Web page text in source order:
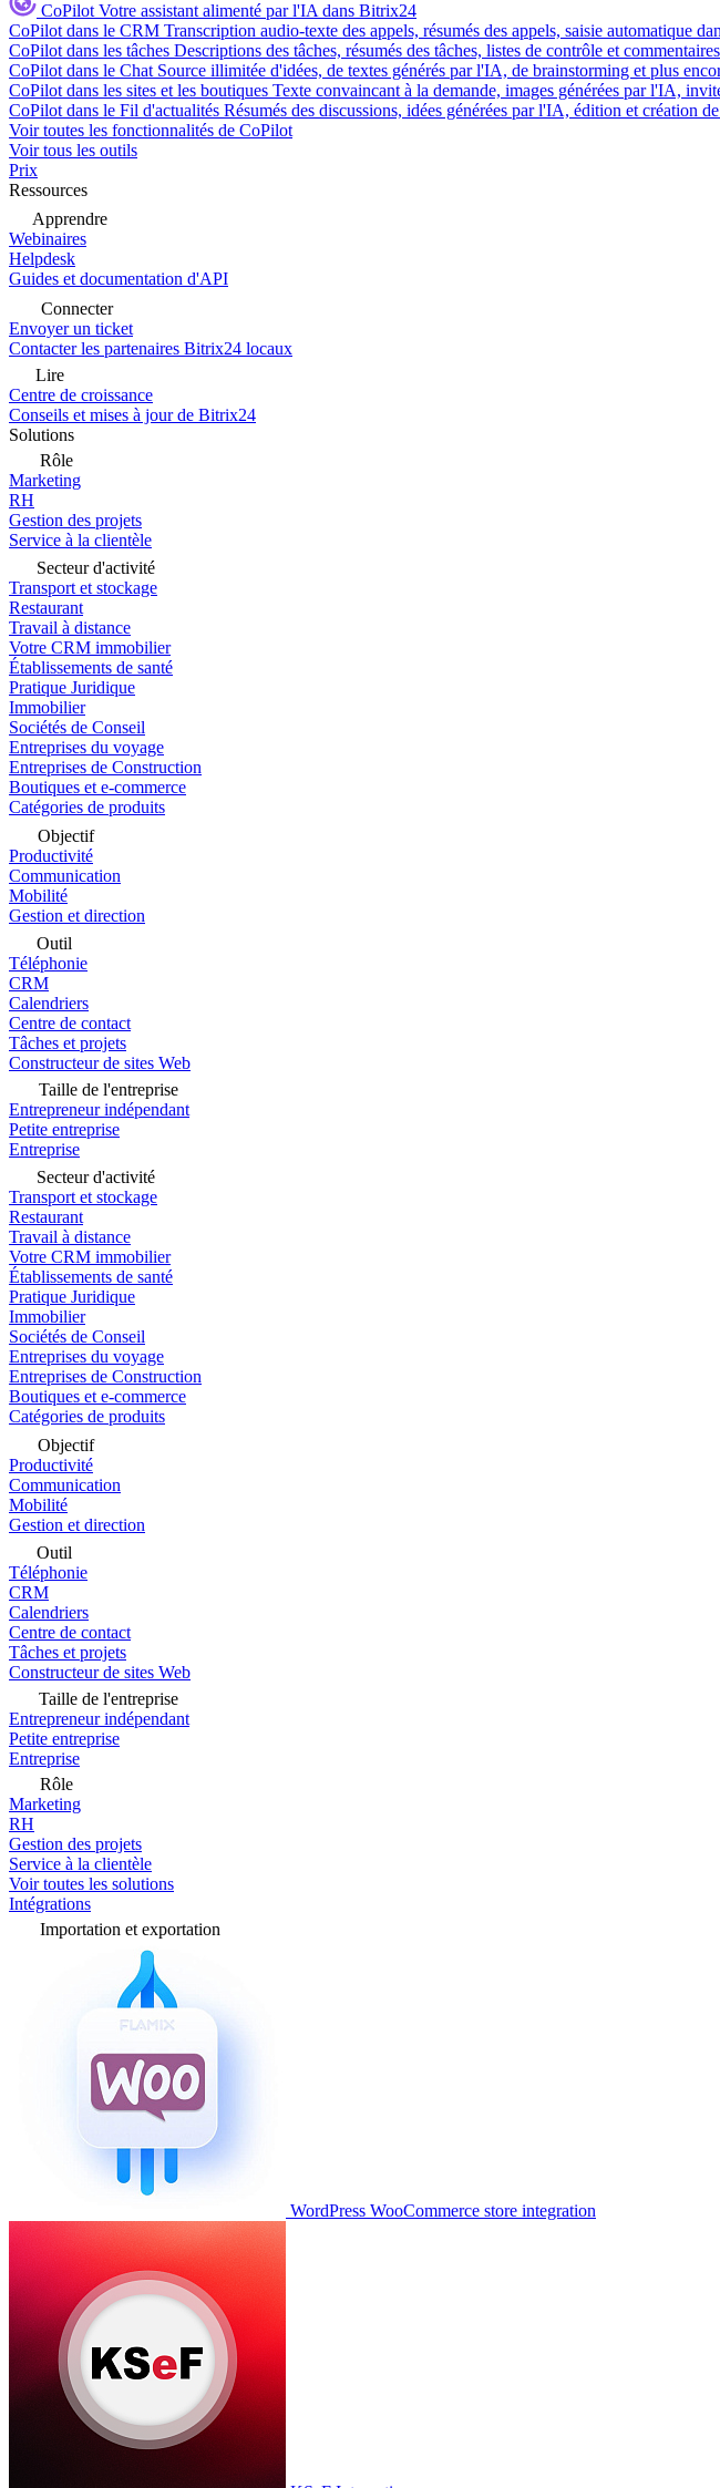
CoPilot Votre assistant alimenté par l'IA dans Bitrix24
CoPilot dans le CRM Transcription audio-texte des appels, résumés des appels, saisie automatique
CoPilot dans les tâches Descriptions des tâches, résumés des tâches, listes de contrôle et
CoPilot dans le Chat Source illimitée d'idées, de textes générés par l'IA, de brainstorming et plus
CoPilot dans les sites et les boutiques Texte convaincant à la demande, images générées par l'IA,
CoPilot dans le Fil d'actualités Résumés des discussions, idées générées par l'IA, édition et création
Voir toutes les fonctionnalités de CoPilot
Voir tous les outils
Prix
Ressources
Apprendre
Webinaires
Helpdesk
Guides et documentation d'API
Connecter
Envoyer un ticket
Contacter les partenaires Bitrix24 locaux
Lire
Centre de croissance
Conseils et mises à jour de Bitrix24
Solutions
Rôle
Marketing
RH
Gestion des projets
Service à la clientèle
Secteur d'activité
Transport et stockage
Restaurant
Travail à distance
Votre CRM immobilier
Établissements de santé
Pratique Juridique
Immobilier
Sociétés de Conseil
Entreprises du voyage
Entreprises de Construction
Boutiques et e-commerce
Catégories de produits
Objectif
Productivité
Communication
Mobilité
Gestion et direction
Outil
Téléphonie
CRM
Calendriers
Centre de contact
Tâches et projets
Constructeur de sites Web
Taille de l'entreprise
Entrepreneur indépendant
Petite entreprise
Entreprise
Secteur d'activité
Transport et stockage
Restaurant
Travail à distance
Votre CRM immobilier
Établissements de santé
Pratique Juridique
Immobilier
Sociétés de Conseil
Entreprises du voyage
Entreprises de Construction
Boutiques et e-commerce
Catégories de produits
Objectif
Productivité
Communication
Mobilité
Gestion et direction
Outil
Téléphonie
CRM
Calendriers
Centre de contact
Tâches et projets
Constructeur de sites Web
Taille de l'entreprise
Entrepreneur indépendant
Petite entreprise
Entreprise
Rôle
Marketing
RH
Gestion des projets
Service à la clientèle
Voir toutes les solutions
Intégrations
Importation et exportation
WordPress WooCommerce store integration